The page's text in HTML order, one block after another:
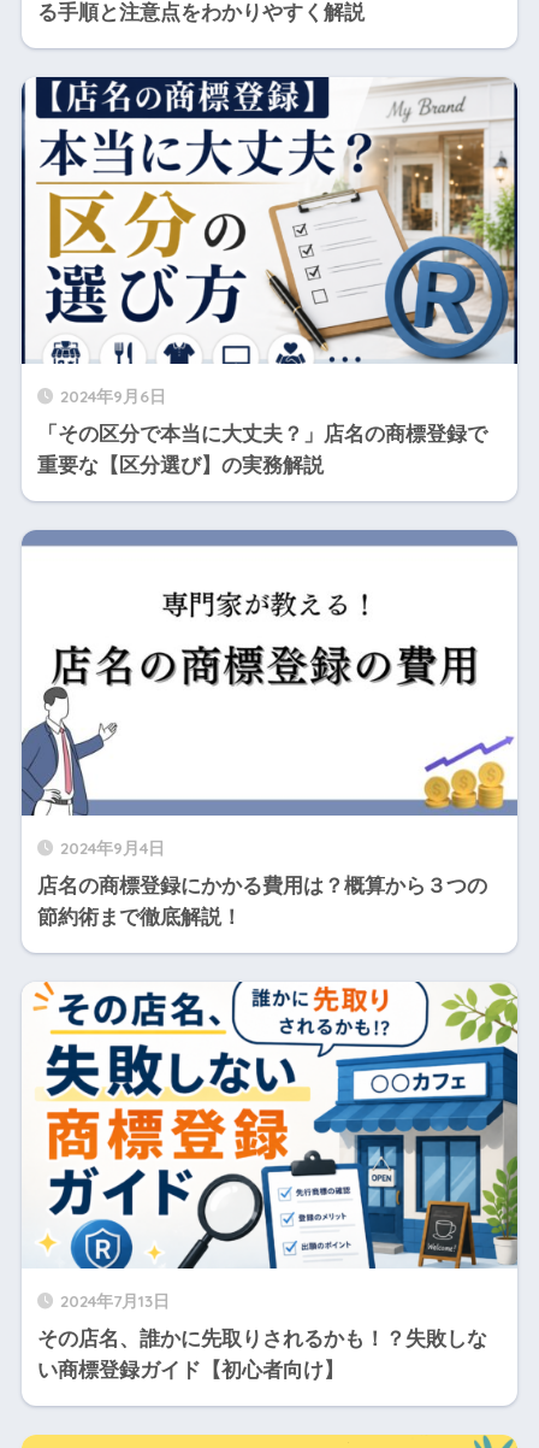
る手順と注意点をわかりやすく解説
2024年9月6日
「その区分で本当に大丈夫？」店名の商標登録で
重要な【区分選び】の実務解説
2024年9月4日
店名の商標登録にかかる費用は？概算から３つの
節約術まで徹底解説！
2024年7月13日
その店名、誰かに先取りされるかも！？失敗しな
い商標登録ガイド【初心者向け】